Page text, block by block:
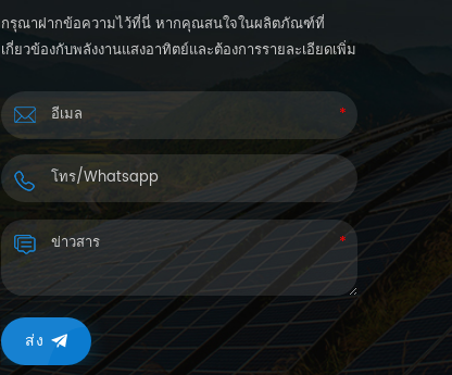
กรุณาฝากข้อความไว้ที่นี่ หากคุณสนใจในผลิตภัณฑ์ที่
เกี่ยวข้องกับพลังงานแสงอาทิตย์และต้องการรายละเอียดเพิ่ม
ส่ง